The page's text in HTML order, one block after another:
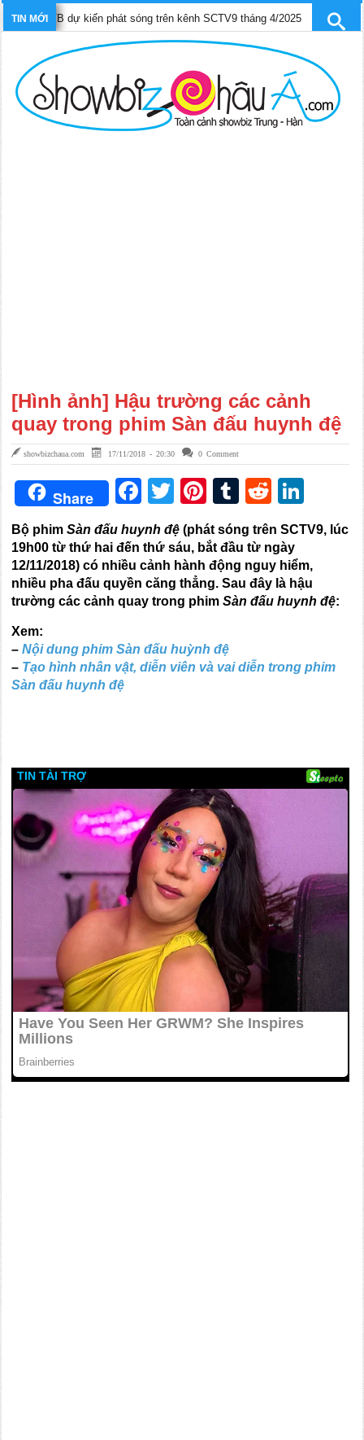
TIN MỚI
dự kiến phát sóng trên kênh SCTV9 tháng 4/2025 Trần
[Hình ảnh] Hậu trường các cảnh
quay trong phim Sàn đấu huynh đệ
showbizchaua.com 17/11/2018 - 20:30 0 Comment
Share Facebook
TwitterPinterest
TumblrReddit
Bộ phimSàn đấu huynh đệ (phát sóng trên SCTV9, lúc
19h00 từ thứ hai đến thứ sáu, bắt đầu từ ngày
12/11/2018) có nhiều cảnh hành động nguy hiểm,
nhiều pha đấu quyền căng thẳng. Sau đây là hậu
trường các cảnh quay trong phimSàn đấu huynh đệ:
Xem:
–Nội dung phim Sàn đấu huỳnh đệ
– Tạo hình nhân vật, diễn viên và vai diễn trong phim
Sàn đấu huynh đệ